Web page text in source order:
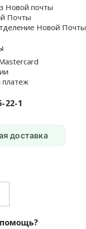
Новой почты
Почты
Новой Почты
22-1
доставка